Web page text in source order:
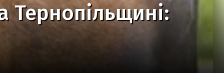
Тернопільщині: